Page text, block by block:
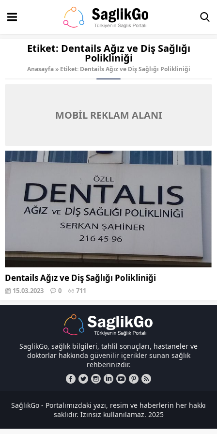
Etiket: Dentails Ağız ve Diş Sağlığı
Polikliniği
Anasayfa » Etiket: Dentails Ağız ve Diş Sağlığı Polikliniği
MOBİL REKLAM ALANI
Dentails Ağız ve Diş Sağlığı Polikliniği
15.03.2023 0 711
SaglikGo, sağlık bilgileri, tahlil sonuçları, hastaneler ve
doktorlar hakkında güvenilir içerikler sunan sağlık
rehberinizdir.
SağlıkGo - Portalımızdaki yazı, resim ve haberlerin her hakkı
saklıdır. İzinsiz kullanılamaz. 2025